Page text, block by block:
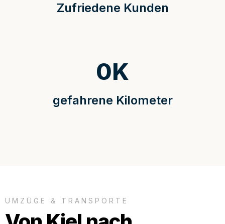
Zufriedene Kunden
gefahrene Kilometer
0K
UMZÜGE & TRANSPORTE